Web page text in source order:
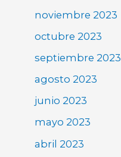
noviembre 2023
octubre 2023
septiembre 2023
agosto 2023
junio 2023
mayo 2023
abril 2023